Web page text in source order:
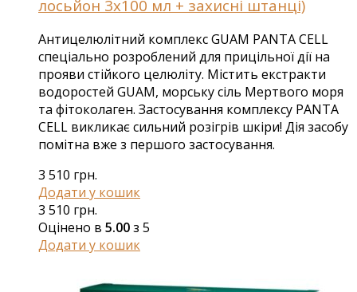
лосьйон 3х100 мл + захисні штанці)
Антицелюлітний комплекс GUAM PANTA CELL
спеціально розроблений для прицільної дії на
прояви стійкого целюліту. Містить екстракти
водоростей GUAM, морську сіль Мертвого моря
та фітоколаген. Застосування комплексу PANTA
CELL викликає сильний розігрів шкіри! Дія засобу
помітна вже з першого застосування.
3 510 грн.
Додати у кошик
3 510 грн.
Оцінено в 5.00з 5
Додати у кошик